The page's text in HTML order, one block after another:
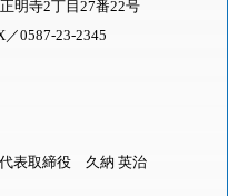
明寺2丁目27番22号
0587-23-2345
表取締役 久納 英治